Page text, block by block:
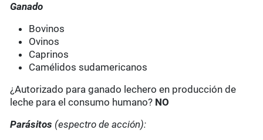
Ganado
Bovinos
Ovinos
Caprinos
Camélidos sudamericanos
¿Autorizado para ganado lechero en producción de
leche para el consumo humano? NO
Parásitos (espectro de acción):